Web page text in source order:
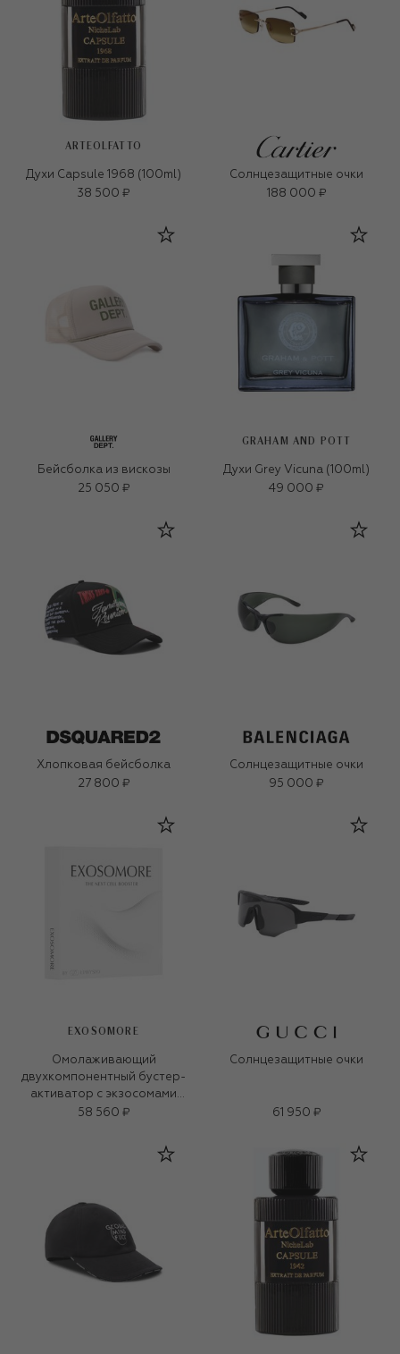
ARTEOLFATTO
Духи Capsule 1968 (100ml)
38 500 ₽
Солнцезащитные очки
188 000 ₽
Бейсболка из вискозы
25 050 ₽
GRAHAM AND POTT
Духи Grey Vicuna (100ml)
49 000 ₽
Хлопковая бейсболка
27 800 ₽
Солнцезащитные очки
95 000 ₽
EXOSOMORE
Омолаживающий
двухкомпонентный бустер-
активатор с экзосомами
(4x0.003g+4x9,5ml)
58 560 ₽
Солнцезащитные очки
61 950 ₽